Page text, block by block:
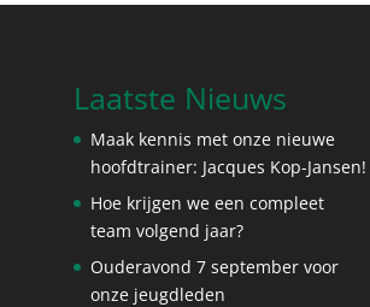
Laatste Nieuws
Maak kennis met onze nieuwe
hoofdtrainer: Jacques Kop-Jansen!
Hoe krijgen we een compleet
team volgend jaar?
Ouderavond 7 september voor
onze jeugdleden